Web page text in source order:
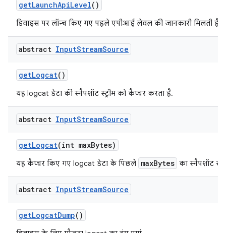
getLaunchApiLevel()
डिवाइस पर लॉन्च किए गए पहले एपीआई लेवल की जानकारी मिलती है.
abstract InputStreamSource
getLogcat()
यह logcat डेटा की स्नैपशॉट स्ट्रीम को कैप्चर करता है.
abstract InputStreamSource
getLogcat(int maxBytes)
यह कैप्चर किए गए logcat डेटा के पिछले maxBytes का स्नैपशॉट
abstract InputStreamSource
getLogcatDump()